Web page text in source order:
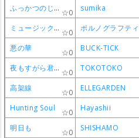
ふっかつのじゅもん
0 sumika
ミュージックアワー
0 ポルノグラフティ
悪の華
0 BUCK-TICK
夜もすがら君想ふ
0 TOKOTOKO
高架線
0 ELLEGARDEN
Hunting Soul
0 Hayashii
明日も
0 SHISHAMO
ふっかつのじゅもん
0 sumika
ミュージックアワー
0 ポルノグラフティ
悪の華
0 BUCK-TICK
夜もすがら君想ふ
0 TOKOTOKO
高架線
0 ELLEGARDEN
Hunting Soul
0 Hayashii
明日も
0 SHISHAMO
ふっかつのじゅもん
0 sumika
ミュージックアワー
0 ポルノグラフティ
悪の華
0 BUCK-TICK
夜もすがら君想ふ
0 TOKOTOKO
高架線
0 ELLEGARDEN
Hunting Soul
0 Hayashii
明日も
0 SHISHAMO
ふっかつのじゅもん
0 sumika
ミュージックアワー
0 ポルノグラフティ
悪の華
0 BUCK-TICK
夜もすがら君想ふ
0 TOKOTOKO
高架線
0 ELLEGARDEN
Hunting Soul
0 Hayashii
明日も
0 SHISHAMO